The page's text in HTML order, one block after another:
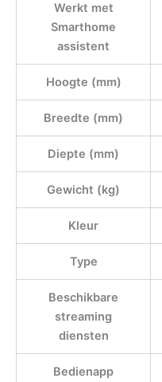
Werkt met
Smarthome
assistent
Hoogte (mm)
Breedte (mm)
Diepte (mm)
Gewicht (kg)
Kleur
Type
Beschikbare
streaming
diensten
Bedienapp